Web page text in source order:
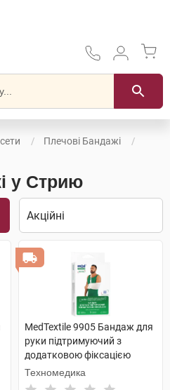
Плечові Бандажі
у Стрию
MedTextile 9905 Бандаж для
руки підтримуючий з
додатковою фіксацією
розмір M 1 шт
Техномедика